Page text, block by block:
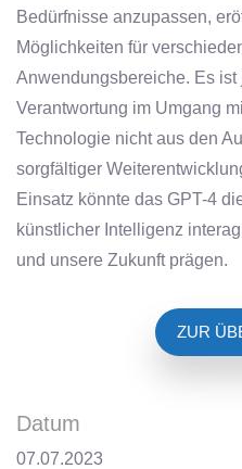
Bedürfnisse anzupassen,
Möglichkeiten für
Anwendungsbereiche. Es
Verantwortung im Umgang
Technologie nicht aus den
sorgfältiger
Einsatz könnte das GPT-4
künstlicher Intelligenz
und unsere Zukunft prägen.
ZUR
Datum
07.07.2023